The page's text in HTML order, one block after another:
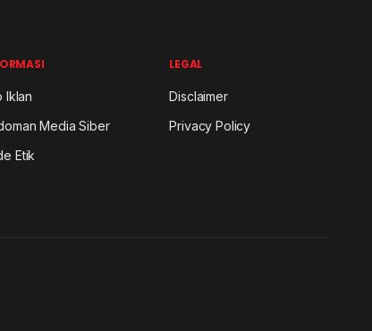
Iklan
Media Siber
Etik
LEGAL
Disclaimer
Privacy Policy